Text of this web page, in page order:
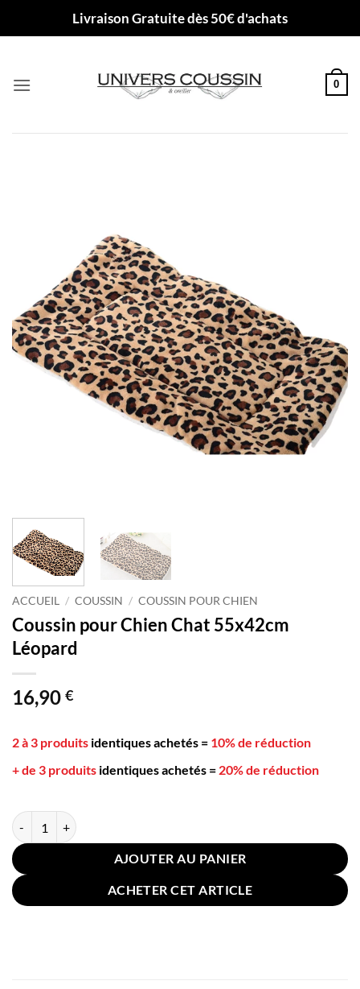
Livraison Gratuite dès 50€ d'achats
0
ACCUEIL / COUSSIN / COUSSIN POUR CHIEN
Coussin pour Chien Chat 55x42cm
Léopard
16,90 €
2 à 3 produits identiques achetés = 10% de réduction
+ de 3 produits identiques achetés = 20% de réduction
quantité de Coussin pour Chien Chat 55x42cm Léopard
AJOUTER AU PANIER
ACHETER CET ARTICLE